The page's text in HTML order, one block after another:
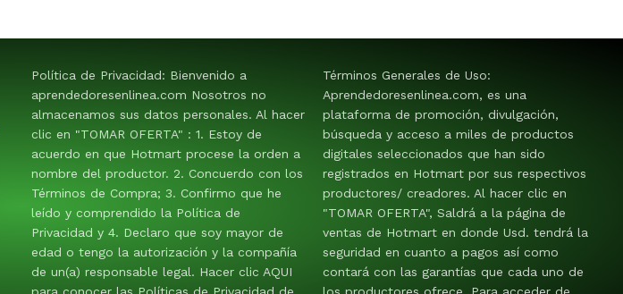
Política de Privacidad: Bienvenido a
aprendedoresenlinea.com Nosotros no
almacenamos sus datos personales. Al hacer
clic en "TOMAR OFERTA" : 1. Estoy de
acuerdo en que Hotmart procese la orden a
nombre del productor. 2. Concuerdo con los
Términos de Compra; 3. Confirmo que he
leído y comprendido la Política de
Privacidad y 4. Declaro que soy mayor de
edad o tengo la autorización y la compañía
de un(a) responsable legal. Hacer clic AQUI
para conocer las Políticas de Privacidad de
Términos Generales de Uso:
Aprendedoresenlinea.com, es una
plataforma de promoción, divulgación,
búsqueda y acceso a miles de productos
digitales seleccionados que han sido
registrados en Hotmart por sus respectivos
productores/ creadores. Al hacer clic en
"TOMAR OFERTA", Saldrá a la página de
ventas de Hotmart en donde Usd. tendrá la
seguridad en cuanto a pagos así como
contará con las garantías que cada uno de
los productores ofrece. Para acceder de